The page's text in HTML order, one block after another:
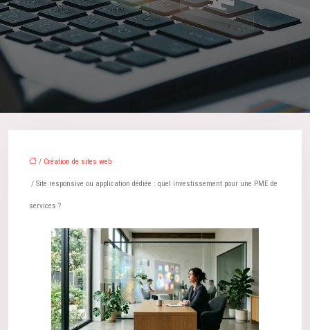
/ Création de sites web
/ Site responsive ou application dédiée : quel investissement pour une PME de
services ?